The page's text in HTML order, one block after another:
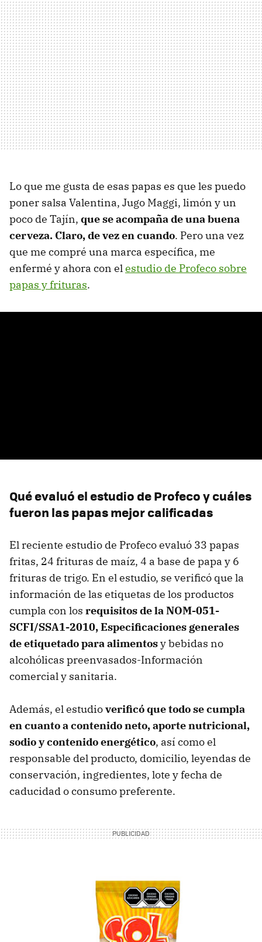
Lo que me gusta de esas papas es que les puedo
poner salsa Valentina, Jugo Maggi, limón y un
poco de Tajín, que se acompaña de una buena
cerveza. Claro, de vez en cuando. Pero una vez
que me compré una marca específica, me
enfermé y ahora con elestudio de Profeco sobre
papas y frituras.
Qué evaluó el estudio de Profeco y cuáles
fueron las papas mejor calificadas
El reciente estudio de Profeco evaluó 33 papas
fritas, 24 frituras de maíz, 4 a base de papa y 6
frituras de trigo. En el estudio, se verificó que la
información de las etiquetas de los productos
cumpla con los requisitos de la NOM-051-
SCFI/SSA1-2010, Especificaciones generales
de etiquetado para alimentosy bebidas no
alcohólicas preenvasados-Información
comercial y sanitaria.
Además, el estudioverificó que todo se cumpla
en cuanto a contenido neto, aporte nutricional,
sodio y contenido energético, así como el
responsable del producto, domicilio, leyendas de
conservación, ingredientes, lote y fecha de
caducidad o consumo preferente.